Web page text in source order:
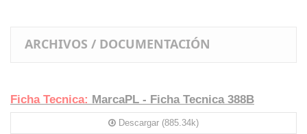
ARCHIVOS / DOCUMENTACIÓN
Ficha Tecnica: MarcaPL - Ficha Tecnica 388B
Descargar (885.34k)